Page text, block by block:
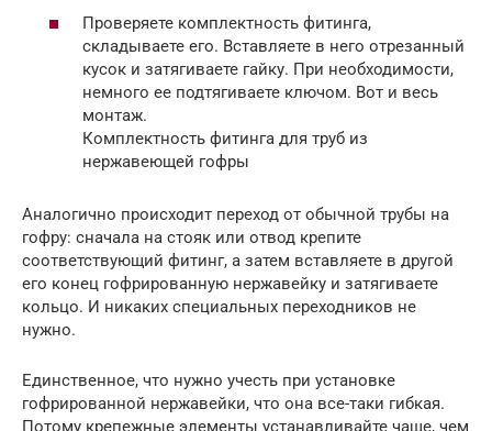
Проверяете комплектность фитинга,
складываете его. Вставляете в него отрезанный
кусок и затягиваете гайку. При необходимости,
немного ее подтягиваете ключом. Вот и весь
монтаж.
Комплектность фитинга для труб из
нержавеющей гофры
Аналогично происходит переход от обычной трубы на
гофру: сначала на стояк или отвод крепите
соответствующий фитинг, а затем вставляете в другой
его конец гофрированную нержавейку и затягиваете
кольцо. И никаких специальных переходников не
нужно.
Единственное, что нужно учесть при установке
гофрированной нержавейки, что она все-таки гибкая.
Потому крепежные элементы устанавливайте чаще, чем